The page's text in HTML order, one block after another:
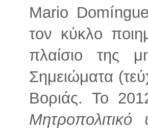
Mario
τον κύκλο
πλαίσιο της
Σημειώματα
Βοριάς. Το